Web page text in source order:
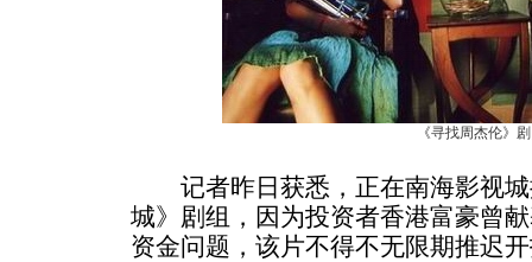
《寻找周杰伦》
记者昨日获悉，正在南海影视城
城》剧组，因为投资者香港富豪曾
资金问题，该片不得不无限期推迟